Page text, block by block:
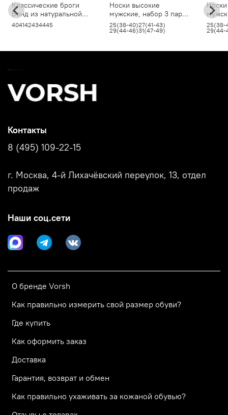
Классические броги
Бонд из натуральной
кожи, коричневые
404142434445
Носки высокие
мужские, набор 3 пары,
коричневый
25(38-40)27(41-43)
29(44-46)31(47-49)
25(38-
29(44-
О бренде Vorsh
Как правильно измерить свой размер обуви?
Где купить
Как оформить заказ
Доставка
Гарантия, возврат и обмен
Как правильно ухаживать за кожаной обувью?
Контакты
8 (495) 109-22-15
г. Москва, 4-й Лихачёвский переулок, 13, отдел
продаж
Наши соц.сети